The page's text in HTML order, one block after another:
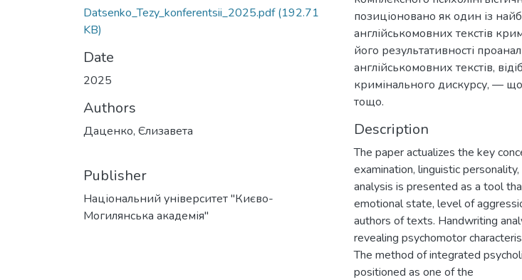
Datsenko_Tezy_konferentsii_2025.pdf(192.71
KB)
Date
2025
Authors
Даценко, Єлизавета
Publisher
Національний університет "Києво-
Могилянська академія"
позиціоновано як один із
англійськомовних текстів
його результативності
англійськомовних текстів,
кримінального дискурсу, —
тощо.
Description
The paper actualizes the key
examination, linguistic
analysis is presented as a tool
emotional state, level of
authors of texts. Handwriting
revealing psychomotor
The method of integrated
positioned as one of the